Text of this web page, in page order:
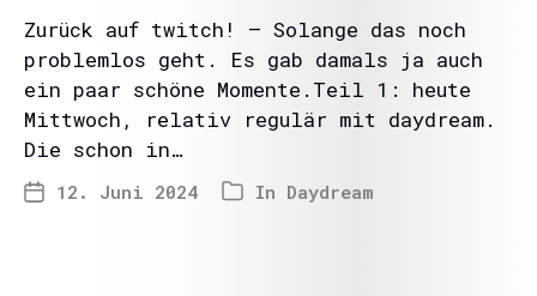
Zurück auf twitch! – Solange das noch
problemlos geht. Es gab damals ja auch
ein paar schöne Momente.Teil 1: heute
Mittwoch, relativ regulär mit daydream.
Die schon in…
12. Juni 2024 In Daydream